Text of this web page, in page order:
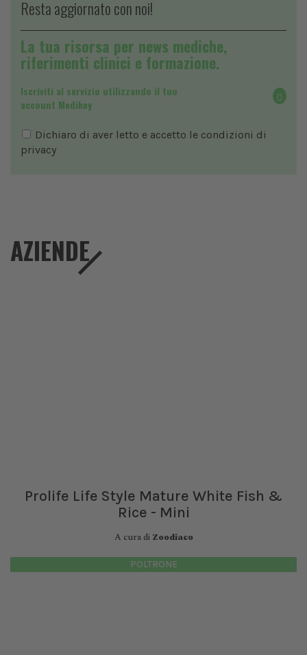
Resta aggiornato con noi!
La tua risorsa per news mediche,
riferimenti clinici e formazione.
Iscriviti al servizio utilizzando il tuo
account Medikey
Dichiaro di aver letto e accetto le condizioni di
privacy
AZIENDE
Prolife Life Style Mature White Fish &
Rice - Mini
A cura di Zoodiaco
POLTRONE